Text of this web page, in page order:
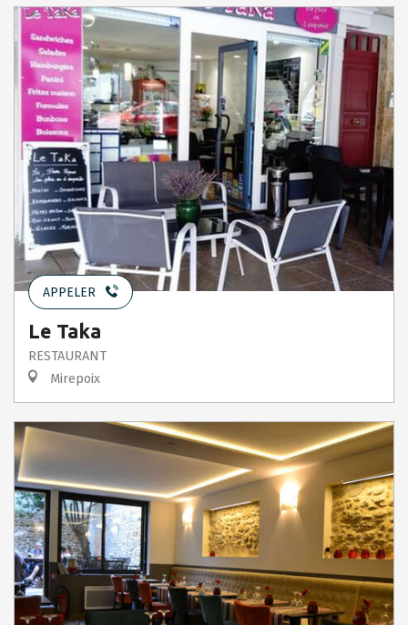
APPELER
Le Taka
RESTAURANT
Mirepoix